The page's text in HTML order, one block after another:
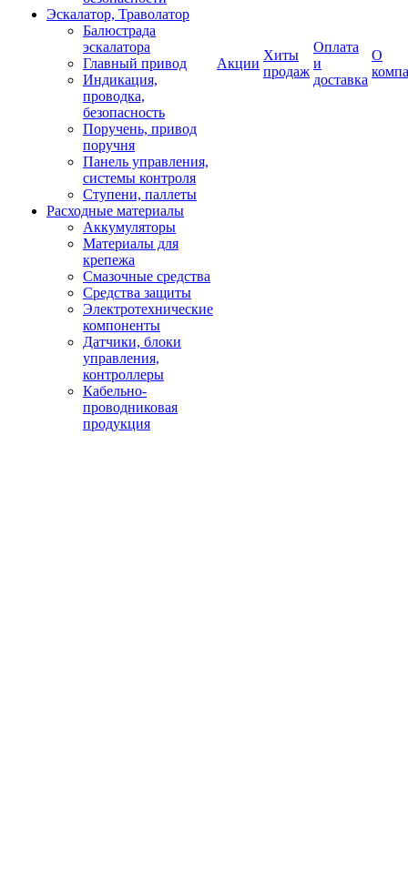
Эскалатор, Траволатор
Балюстрада
эскалатора
Главный привод
Индикация,
проводка,
безопасность
Поручень, привод
поручня
Панель управления,
системы контроля
Ступени, паллеты
Расходные материалы
Аккумуляторы
Материалы для
крепежа
Смазочные средства
Средства защиты
Электротехнические
компоненты
Датчики, блоки
управления,
контроллеры
Кабельно-
проводниковая
продукция
Акции
Хиты
продаж
Оплата
и
доставка
О